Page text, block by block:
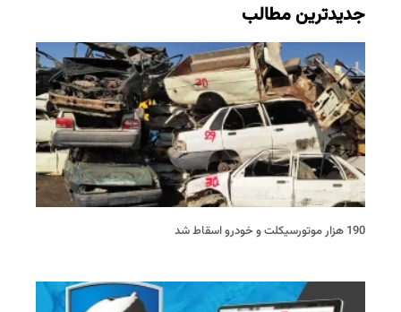
جدیدترین مطالب
190 هزار موتورسیکلت و خودرو اسقاط شد